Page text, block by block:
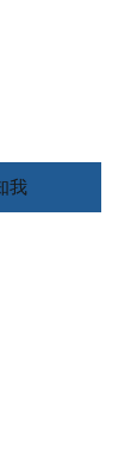
我